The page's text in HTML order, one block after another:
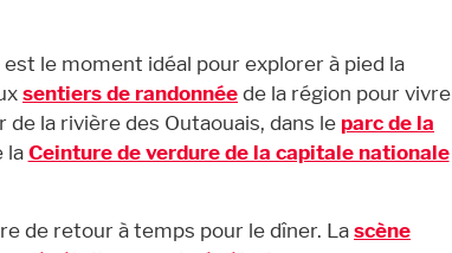
le moment idéal pour explorer à pied la
sentiers de randonnéede la région pour vivre
la rivière des Outaouais, dans le parc de la
laCeinture de verdure de la capitale nationale
de retour à temps pour le dîner. Lascène